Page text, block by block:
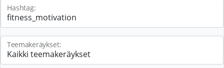
Hashtag:
Teemakeräykset: